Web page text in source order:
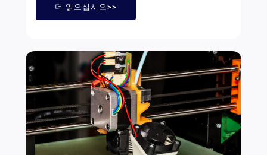
더 읽으십시오>>